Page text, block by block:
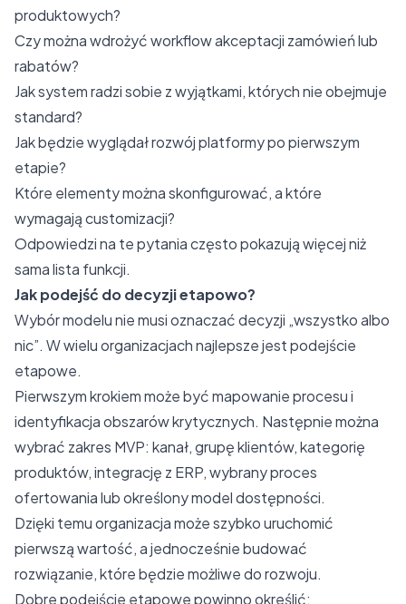
produktowych?
Czy można wdrożyć workflow akceptacji zamówień lub
rabatów?
Jak system radzi sobie z wyjątkami, których nie obejmuje
standard?
Jak będzie wyglądał rozwój platformy po pierwszym
etapie?
Które elementy można skonfigurować, a które
wymagają customizacji?
Odpowiedzi na te pytania często pokazują więcej niż
sama lista funkcji.
Jak podejść do decyzji etapowo?
Wybór modelu nie musi oznaczać decyzji „wszystko albo
nic”. W wielu organizacjach najlepsze jest podejście
etapowe.
Pierwszym krokiem może być mapowanie procesu i
identyfikacja obszarów krytycznych. Następnie można
wybrać zakres MVP: kanał, grupę klientów, kategorię
produktów, integrację z ERP, wybrany proces
ofertowania lub określony model dostępności.
Dzięki temu organizacja może szybko uruchomić
pierwszą wartość, a jednocześnie budować
rozwiązanie, które będzie możliwe do rozwoju.
Dobre podejście etapowe powinno określić: